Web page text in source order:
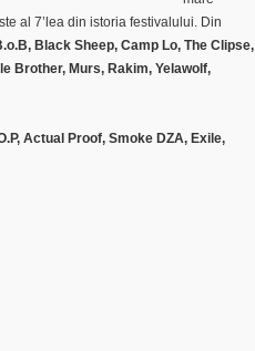
al 7’lea din istoria festivalului. Din
Black Sheep, Camp Lo, The Clipse,
Brother, Murs, Rakim, Yelawolf,
Actual Proof, Smoke DZA, Exile,